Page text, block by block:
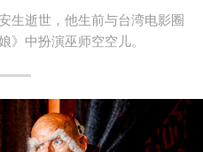
生逝世，他生前与台湾电影圈
》中扮演巫师空空儿。